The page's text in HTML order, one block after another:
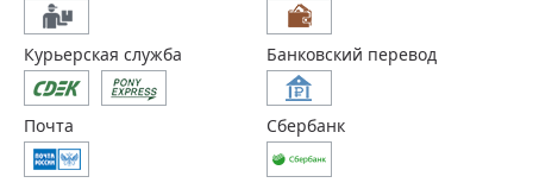
Курьерская служба
Почта
Банковский перевод
Сбербанк